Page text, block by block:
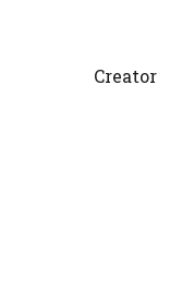
Creator